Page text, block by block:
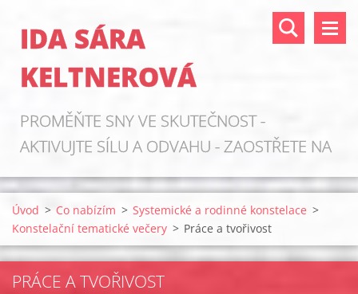
IDA SÁRA
KELTNEROVÁ
PROMĚŇTE SNY VE SKUTEČNOST -
AKTIVUJTE SÍLU A ODVAHU - ZAOSTŘETE NA
ZDROJE!
Úvod > Co nabízím > Systemické a rodinné konstelace >
Konstelační tematické večery > Práce a tvořivost
PRÁCE A TVOŘIVOST